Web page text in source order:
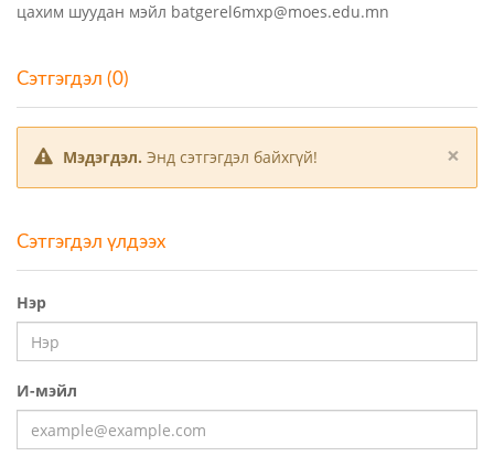
цахим шуудан мэйл batgerel6mxp@moes.edu.mn
Сэтгэгдэл (0)
×
Мэдэгдэл. Энд сэтгэгдэл байхгүй!
Сэтгэгдэл үлдээх
Нэр
И-мэйл